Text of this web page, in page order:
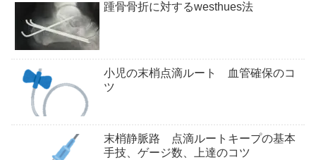
踵骨骨折に対するwesthues法
小児の末梢点滴ルート 血管確保のコ
ツ
末梢静脈路 点滴ルートキープの基本
手技、ゲージ数、上達のコツ